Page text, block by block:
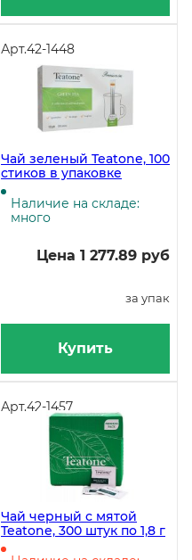
Арт.42-1448
Чай зеленый Teatone, 100
стиков в упаковке
Наличие на складе:
много
Цена 1 277.89 руб
за упак
Купить
Арт.42-1457
Чай черный с мятой
Teatone, 300 штук по 1,8 г